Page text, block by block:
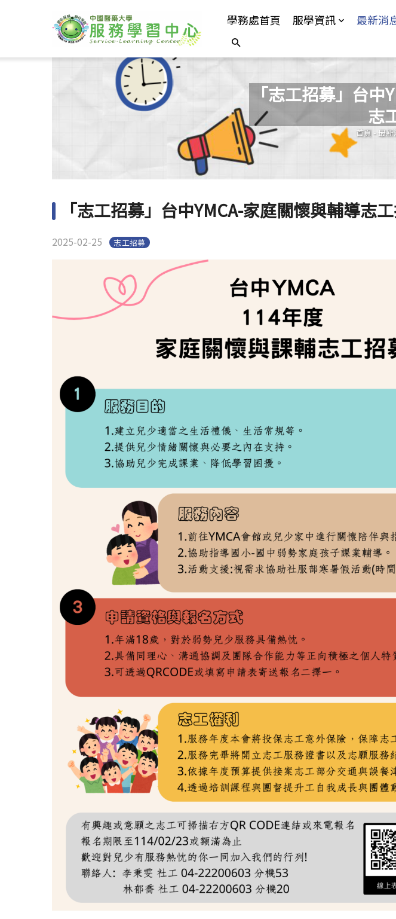
學務處首頁 服學資訊 最新消
「志工招募」台
志
您
首頁 - 最新
「志工招募」台中YMCA-家庭關懷與輔導志
2025-02-25 志工招募